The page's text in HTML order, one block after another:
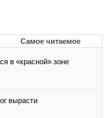
Самое читаемое
в «красной» зоне
вырасти